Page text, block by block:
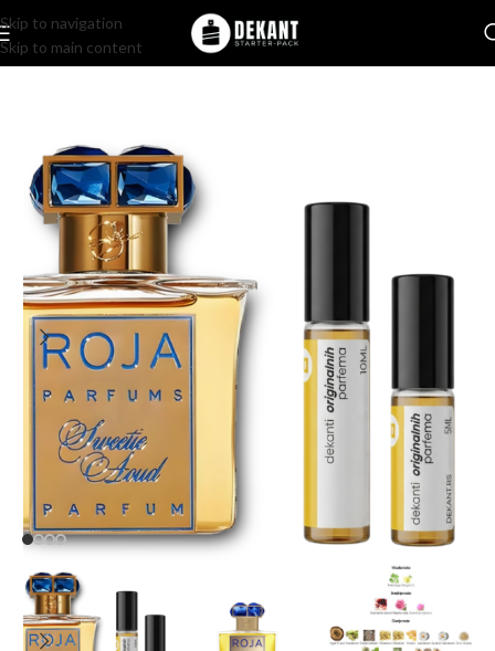
Skip to navigation
Skip to main content
Home/Pakovanje/ Komercijalno